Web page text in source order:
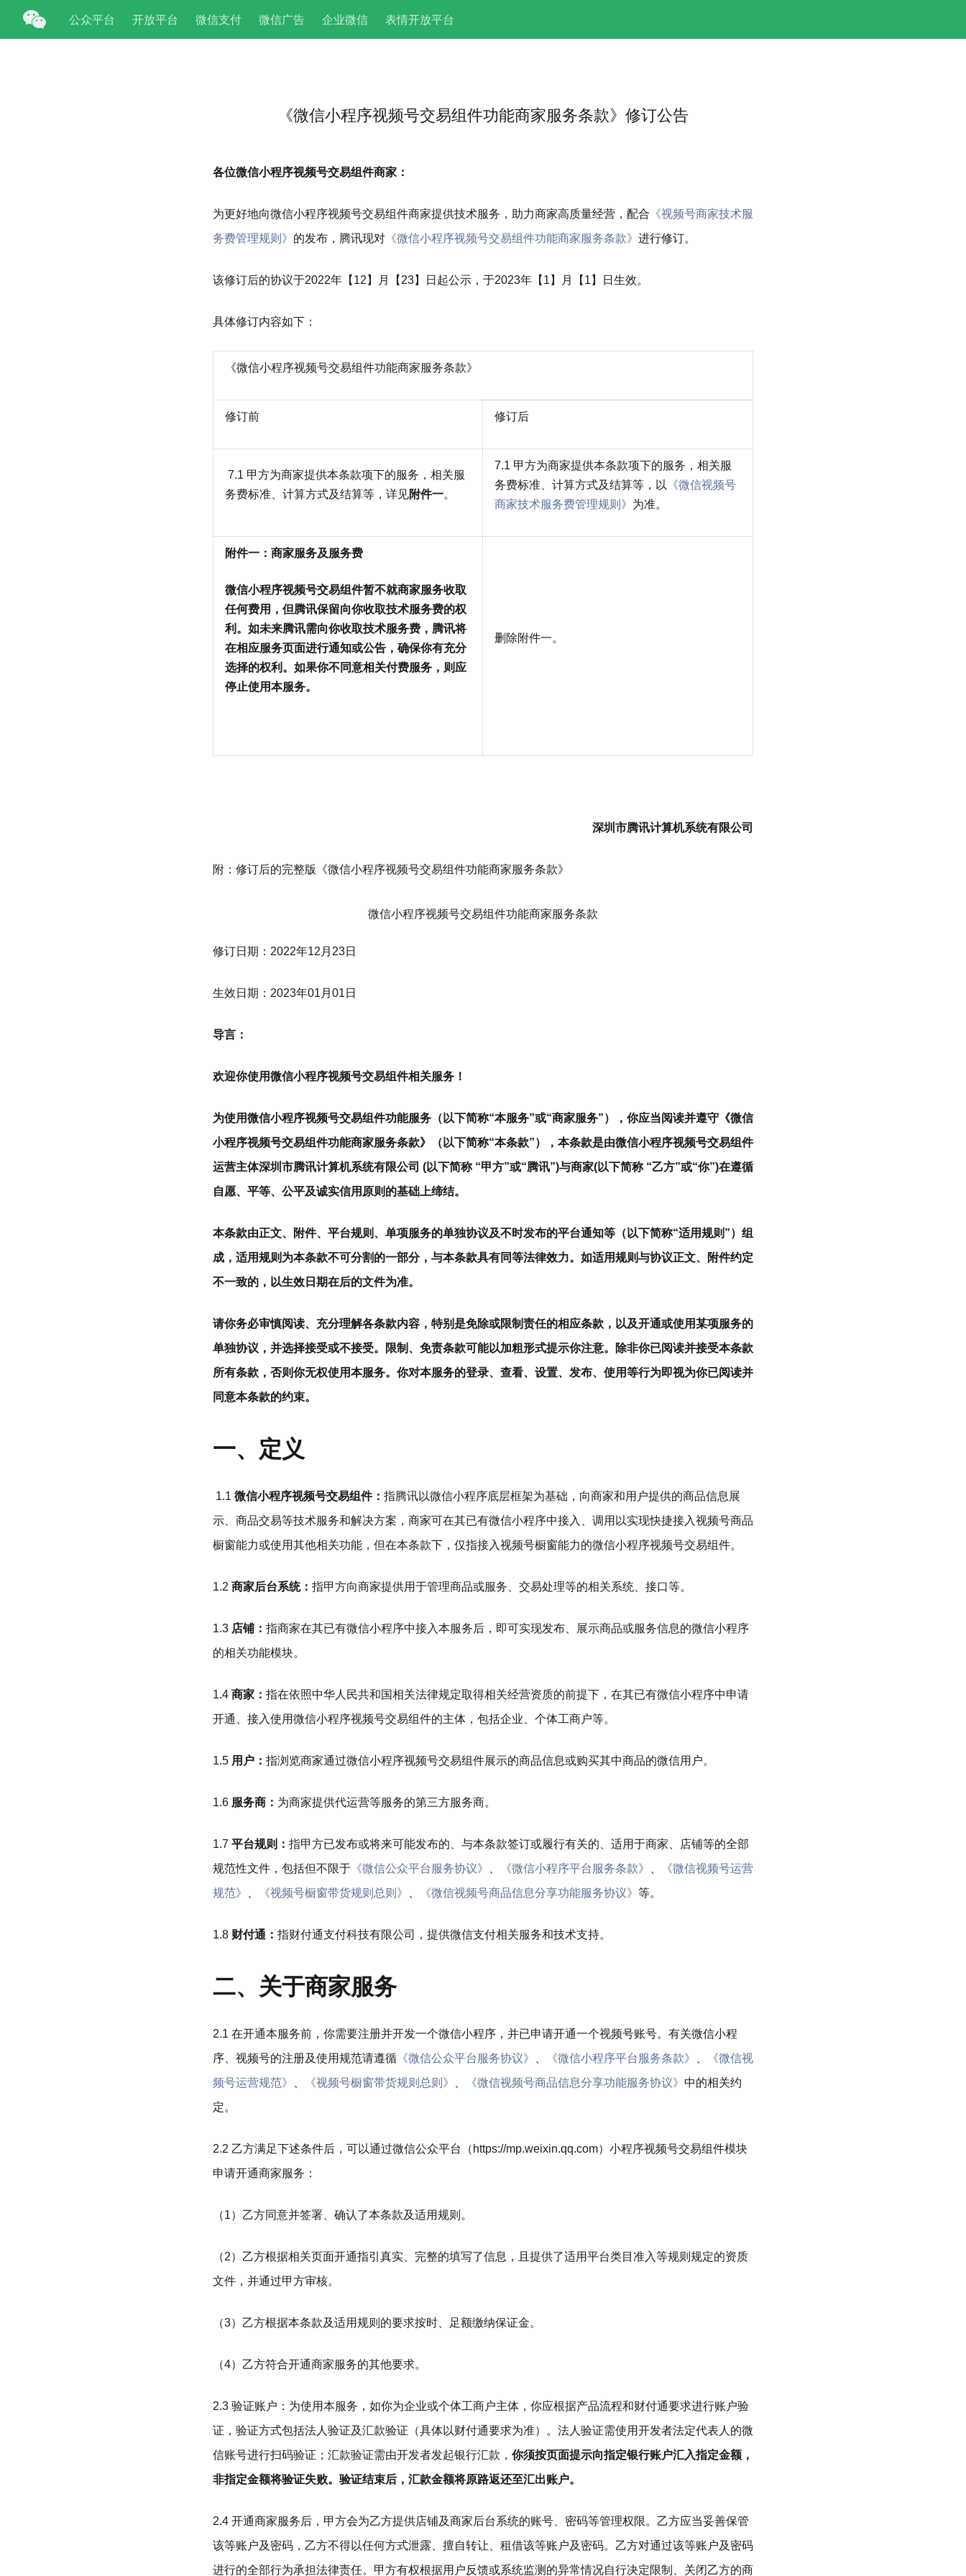
公众平台 开放平台 微信支付 微信广告 企业微信 表情开放平台
《微信小程序视频号交易组件功能商家服务条款》修订公告
各位微信小程序视频号交易组件商家：
为更好地向微信小程序视频号交易组件商家提供技术服务，助力商家高质量经营，配合 《视频号商家技术服
务费管理规则》 的发布，腾讯现对 《微信小程序视频号交易组件功能商家服务条款》 进行修订。
该修订后的协议于2022年【12】月【23】日起公示，于2023年【1】月【1】日生效。
具体修订内容如下：
《微信小程序视频号交易组件功能商家服务条款》
修订前 修订后
7.1 甲方为商家提供本条款项下的服务，相关服
务费标准、计算方式及结算等，详见附件一。
7.1 甲方为商家提供本条款项下的服务，相关服
务费标准、计算方式及结算等，以
《微信视频号
商家技术服务费管理规则》 为准。
附件一：商家服务及服务费
微信小程序视频号交易组件暂不就商家服务收取
任何费用，但腾讯保留向你收取技术服务费的权
利。如未来腾讯需向你收取技术服务费，腾讯将
在相应服务页面进行通知或公告，确保你有充分
选择的权利。如果你不同意相关付费服务，则应
停止使用本服务。
删除附件一。
深圳市腾讯计算机系统有限公司
附：修订后的完整版《微信小程序视频号交易组件功能商家服务条款》
微信小程序视频号交易组件功能商家服务条款
修订日期：2022年12月23日
生效日期：2023年01月01日
导言：
欢迎你使用微信小程序视频号交易组件相关服务！
为使用微信小程序视频号交易组件功能服务（以下简称“本服务”或“商家服务”），你应当阅读并遵守《微信
小程序视频号交易组件功能商家服务条款》（以下简称“本条款”），本条款是由微信小程序视频号交易组件
运营主体深圳市腾讯计算机系统有限公司 (以下简称 “甲方”或“腾讯”)与商家(以下简称 “乙方”或“你”)在遵循
自愿、平等、公平及诚实信用原则的基础上缔结。
本条款由正文、附件、平台规则、单项服务的单独协议及不时发布的平台通知等（以下简称“适用规则”）组
成，适用规则为本条款不可分割的一部分，与本条款具有同等法律效力。如适用规则与协议正文、附件约定
不一致的，以生效日期在后的文件为准。
请你务必审慎阅读、充分理解各条款内容，特别是免除或限制责任的相应条款，以及开通或使用某项服务的
单独协议，并选择接受或不接受。限制、免责条款可能以加粗形式提示你注意。除非你已阅读并接受本条款
所有条款，否则你无权使用本服务。你对本服务的登录、查看、设置、发布、使用等行为即视为你已阅读并
同意本条款的约束。
一、定义
1.1 微信小程序视频号交易组件： 指腾讯以微信小程序底层框架为基础，向商家和用户提供的商品信息展
示、商品交易等技术服务和解决方案，商家可在其已有微信小程序中接入、调用以实现快捷接入视频号商品
橱窗能力或使用其他相关功能，但在本条款下，仅指接入视频号橱窗能力的微信小程序视频号交易组件。
1.2 商家后台系统： 指甲方向商家提供用于管理商品或服务、交易处理等的相关系统、接口等。
1.3 店铺： 指商家在其已有微信小程序中接入本服务后，即可实现发布、展示商品或服务信息的微信小程序
的相关功能模块。
1.4 商家： 指在依照中华人民共和国相关法律规定取得相关经营资质的前提下，在其已有微信小程序中申请
开通、接入使用微信小程序视频号交易组件的主体，包括企业、个体工商户等。
1.5 用户： 指浏览商家通过微信小程序视频号交易组件展示的商品信息或购买其中商品的微信用户。
1.6 服务商： 为商家提供代运营等服务的第三方服务商。
1.7 平台规则： 指甲方已发布或将来可能发布的、与本条款签订或履行有关的、适用于商家、店铺等的全部
规范性文件，包括但不限于 《微信公众平台服务协议》 《微信小程序平台服务条款》
《微信视频号运营
规范》
《视频号橱窗带货规则总则》 《微信视频号商品信息分享功能服务协议》 等。
1.8 财付通： 指财付通支付科技有限公司，提供微信支付相关服务和技术支持。
二、关于商家服务
2.1 在开通本服务前，你需要注册并开发一个微信小程序，并已申请开通一个视频号账号。有关微信小程
序、视频号的注册及使用规范请遵循 《微信公众平台服务协议》 《微信小程序平台服务条款》
《微信视
频号运营规范》
《视频号橱窗带货规则总则》 《微信视频号商品信息分享功能服务协议》 中的相关约
定。
2.2 乙方满足下述条件后，可以通过微信公众平台（https://mp.weixin.qq.com）小程序视频号交易组件模块
申请开通商家服务：
（1）乙方同意并签署、确认了本条款及适用规则。
（2）乙方根据相关页面开通指引真实、完整的填写了信息，且提供了适用平台类目准入等规则规定的资质
文件，并通过甲方审核。
（3）乙方根据本条款及适用规则的要求按时、足额缴纳保证金。
（4）乙方符合开通商家服务的其他要求。
2.3 验证账户：为使用本服务，如你为企业或个体工商户主体，你应根据产品流程和财付通要求进行账户验
证，验证方式包括法人验证及汇款验证（具体以财付通要求为准）。法人验证需使用开发者法定代表人的微
信账号进行扫码验证；汇款验证需由开发者发起银行汇款， 你须按页面提示向指定银行账户汇入指定金额，
非指定金额将验证失败。验证结束后，汇款金额将原路返还至汇出账户。
2.4 开通商家服务后，甲方会为乙方提供店铺及商家后台系统的账号、密码等管理权限。乙方应当妥善保管
该等账户及密码，乙方不得以任何方式泄露、擅自转让、租借该等账户及密码。乙方对通过该等账户及密码
进行的全部行为承担法律责任。甲方有权根据用户反馈或系统监测的异常情况自行决定限制、关闭乙方的商